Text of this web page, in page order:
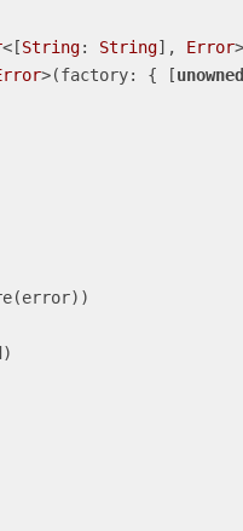
<[String: String], Error
>(factory: { [unowned